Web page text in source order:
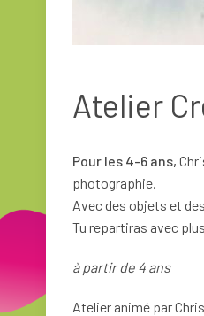
Atelier
Pour les 4-6 ans,
photographie.
Avec des objets et
Tu repartiras avec
à partir de 4 ans
Atelier animé par